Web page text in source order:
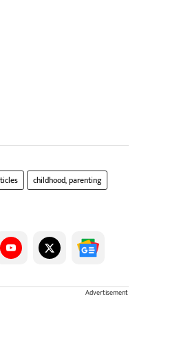
childhood, parenting
Advertisement